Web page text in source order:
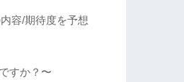
容/期待度を予想
すか？〜